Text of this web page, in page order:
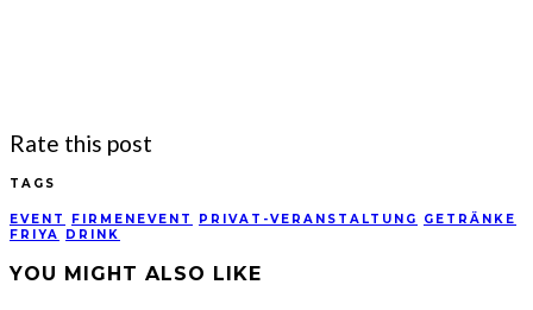
Rate this post
TAGS
EVENT FIRMENEVENT PRIVAT-VERANSTALTUNG
GETRÄNKE
FRIYA
DRINK
YOU MIGHT ALSO LIKE